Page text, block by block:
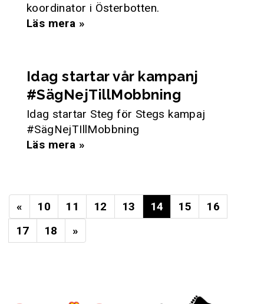
koordinator i Österbotten.
Läs mera »
Idag startar vår kampanj
#SägNejTillMobbning
Idag startar Steg för Stegs kampaj
#SägNejTIllMobbning
Läs mera »
« 10 11 12 13 14 15
16
17
18 »